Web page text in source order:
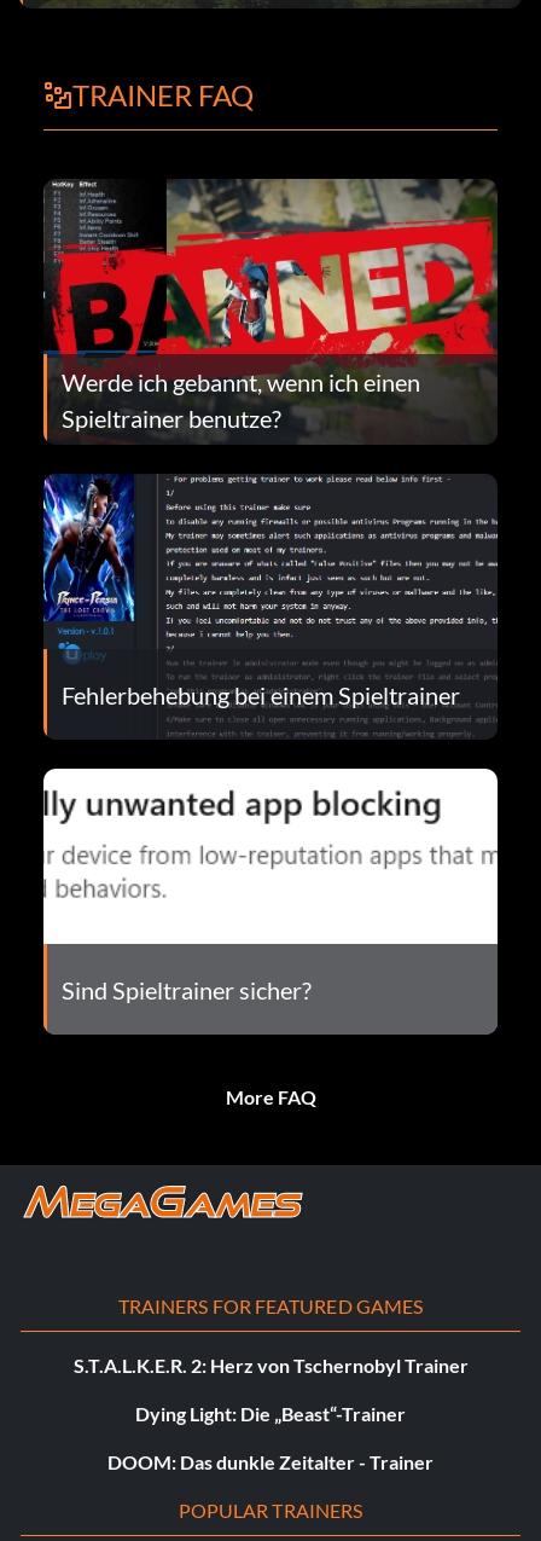
TRAINER FAQ
Werde ich gebannt, wenn ich einen
Spieltrainer benutze?
Fehlerbehebung bei einem Spieltrainer
Sind Spieltrainer sicher?
More FAQ
TRAINERS FOR FEATURED GAMES
S.T.A.L.K.E.R. 2: Herz von Tschernobyl Trainer
Dying Light: Die „Beast“-Trainer
DOOM: Das dunkle Zeitalter - Trainer
POPULAR TRAINERS